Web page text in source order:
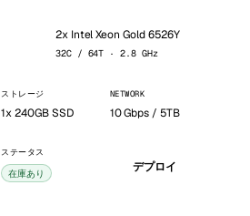
2x Intel Xeon Gold 6526Y
32C / 64T · 2.8 GHz
ストレージ
1x 240GB SSD
NETWORK
10 Gbps / 5TB
ステータス
在庫あり デプロイ